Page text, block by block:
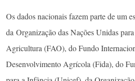
Os dados nacionais fazem parte de um
da Organização das Nações Unidas
Agricultura (FAO), do Fundo
Desenvolvimento Agrícola (Fida), do